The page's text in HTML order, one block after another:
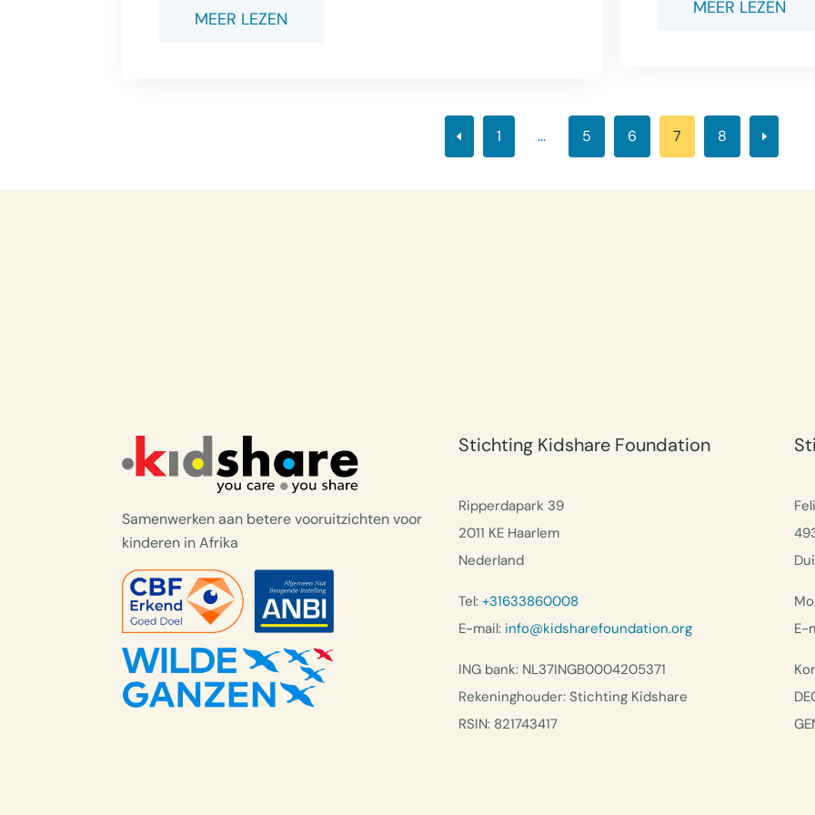
MEER LEZEN
MEER LEZEN
1 ... 5 6 7 8
Samenwerken aan betere vooruitzichten voor
kinderen in Afrika
Stichting Kidshare Foundation
Ripperdapark 39
2011 KE Haarlem
Nederland
Tel: +31633860008
E-mail: info@kidsharefoundation.org
ING bank: NL37INGB0004205371
Rekeninghouder: Stichting Kidshare
RSIN: 821743417
E-